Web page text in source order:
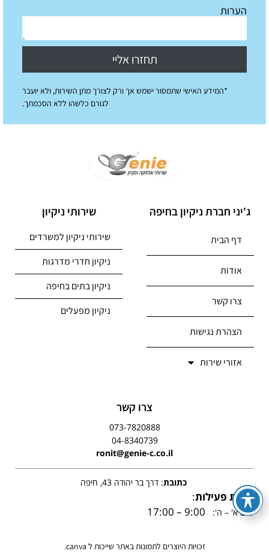
הערות
תחזרו אליי
*המידע האישי שתמסור ישמש אך ורק לצורך מתן השירות, ולא יועבר
לגורם כלשהו ללא הסכמתך.
ג'יני חברת ניקיון בחיפה
דף הבית
אודות
צרו קשר
הצהרת נגישות
אזורי שירות
שירותי ניקיון
שירותי ניקיון למשרדים
ניקיון חדרי מדרגות
ניקיון בתים בחיפה
ניקיון מפעלים
צרו קשר
073-7820888
04-8340739
ronit@genie-c.co.il
כתובת: דרך בר יהודה 43, חיפה
שעות פעילות:
ימים א' – ה': 9:00 – 17:00
זכויות היוצרים לתמונות באתר שייכות ל canva.